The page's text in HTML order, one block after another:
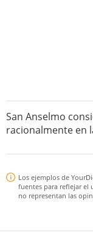
San Anselmo
racionalmente en
Los ejemplos de
fuentes para reflejar el
no representan las